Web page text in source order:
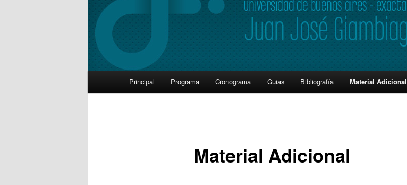
Skip
Principal Programa Cronograma Guias Bibliografía Material Adicional
Material Adicional